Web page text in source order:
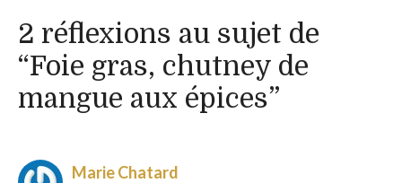
2 réflexions au sujet de
“Foie gras, chutney de
mangue aux épices”
Marie Chatard